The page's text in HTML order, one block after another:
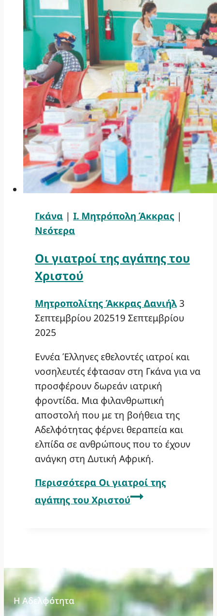
Γκάνα | Ι. Μητρόπολη Άκκρας |
Νεότερα
Οι γιατροί της αγάπης του
Χριστού
Μητροπολίτης Άκκρας Δανιήλ3
Σεπτεμβρίου 202519 Σεπτεμβρίου
2025
Εννέα Έλληνες εθελοντές ιατροί και
νοσηλευτές έφτασαν στη Γκάνα για να
προσφέρουν δωρεάν ιατρική
φροντίδα. Μια φιλανθρωπική
αποστολή που με τη βοήθεια της
Αδελφότητας φέρνει θεραπεία και
ελπίδα σε ανθρώπους που το έχουν
ανάγκη στη Δυτική Αφρική.
Περισσότερα Οι γιατροί της
αγάπης του Χριστού
Η Αδελφότητα